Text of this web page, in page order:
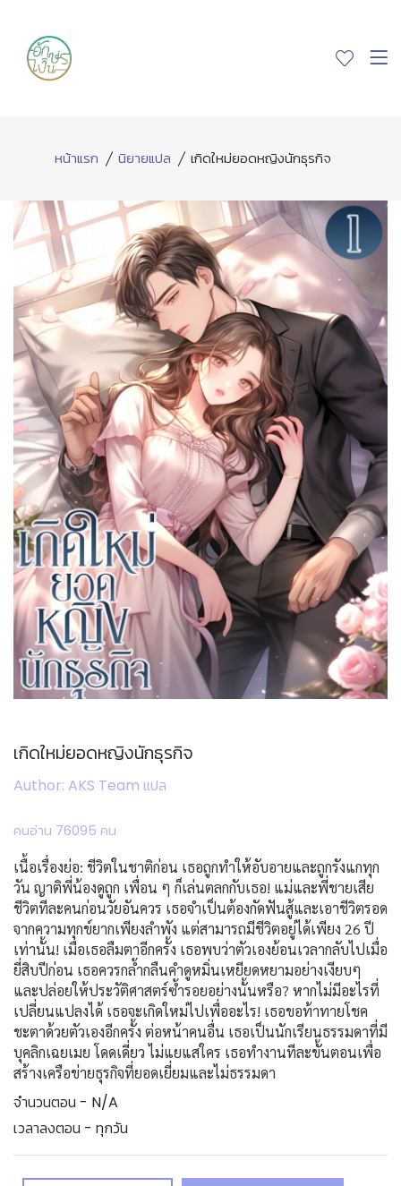
หน้าแรก นิยายแปล เกิดใหม่ยอดหญิงนักธุรกิจ
เกิดใหม่ยอดหญิงนักธุรกิจ
Author: AKS Team แปล
คนอ่าน 76095 คน
เนื้อเรื่องย่อ: ชีวิตในชาติก่อน เธอถูกทำให้อับอายและถูกรังแกทุก
วัน ญาติพี่น้องดูถูก เพื่อน ๆ ก็เล่นตลกกับเธอ! แม่และพี่ชายเสีย
ชีวิตทีละคนก่อนวัยอันควร เธอจำเป็นต้องกัดฟันสู้และเอาชีวิตรอด
จากความทุกข์ยากเพียงลำพัง แต่สามารถมีชีวิตอยู่ได้เพียง 26 ปี
เท่านั้น! เมื่อเธอลืมตาอีกครั้ง เธอพบว่าตัวเองย้อนเวลากลับไปเมื่อ
ยี่สิบปีก่อน เธอควรกล้ำกลืนคำดูหมิ่นเหยียดหยามอย่างเงียบๆ
และปล่อยให้ประวัติศาสตร์ซ้ำรอยอย่างนั้นหรือ? หากไม่มีอะไรที่
เปลี่ยนแปลงได้ เธอจะเกิดใหม่ไปเพื่ออะไร! เธอขอท้าทายโชค
ชะตาด้วยตัวเองอีกครั้ง ต่อหน้าคนอื่น เธอเป็นนักเรียนธรรมดาที่มี
บุคลิกเฉยเมย โดดเดี่ยว ไม่แยแสใคร เธอทำงานทีละขั้นตอนเพื่อ
สร้างเครือข่ายธุรกิจที่ยอดเยี่ยมและไม่ธรรมดา
จำนวนตอน - N/A
เวลาลงตอน - ทุกวัน